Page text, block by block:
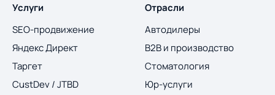
Услуги
SEO-продвижение
Яндекс Директ
Таргет
CustDev / JTBD
Отрасли
Автодилеры
B2B и производство
Стоматология
Юр-услуги